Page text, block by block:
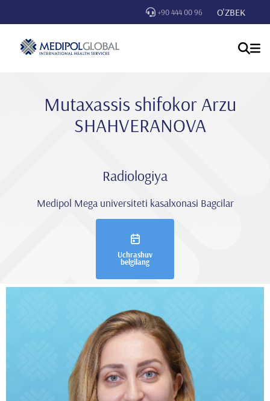
+90 444 00 96 O'ZBEK
Mutaxassis shifokor Arzu
SHAHVERANOVA
Radiologiya
Medipol Mega universiteti kasalxonasi Bagcilar
Uchrashuv
belgilang